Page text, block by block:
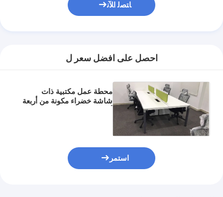
ﺎﺘﺼﻟ ﺍﻶﻧ
احصل على افضل سعر ل
محطة عمل مكتبية ذات
شاشة خضراء مكونة من أربعة
استمر